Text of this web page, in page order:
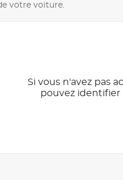
votre voiture.
Si vous n'avez pas
pouvez